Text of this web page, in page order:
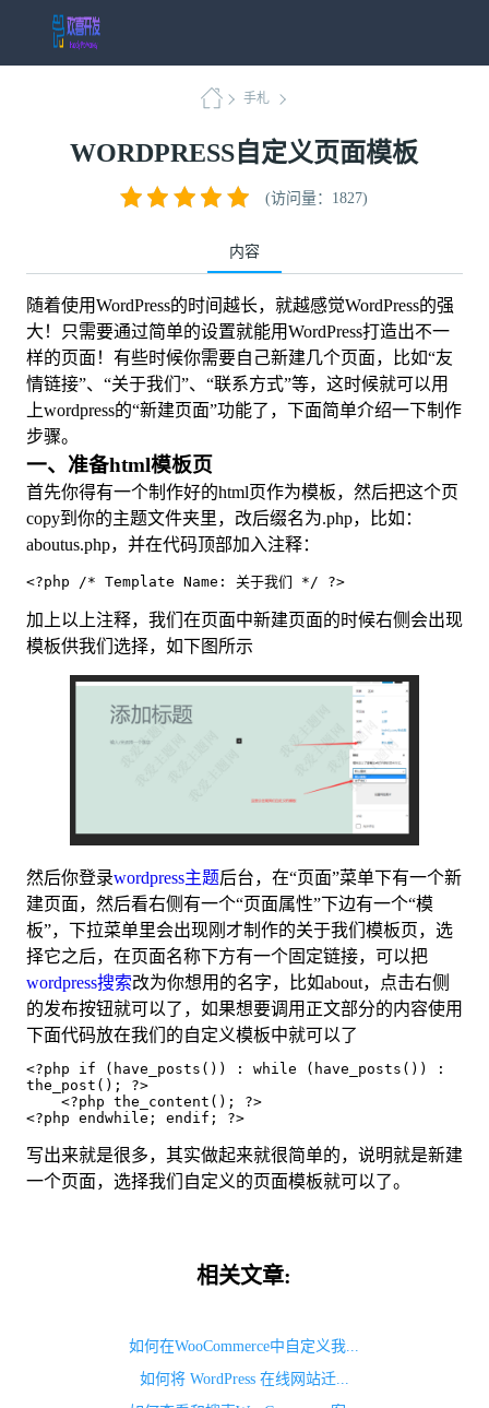
手札
WORDPRESS自定义页面模板
内容
(访问量：1827)
随着使用WordPress的时间越长，就越感觉WordPress的强
大！只需要通过简单的设置就能用WordPress打造出不一
样的页面！有些时候你需要自己新建几个页面，比如“友
情链接”、“关于我们”、“联系方式”等，这时候就可以用
上wordpress的“新建页面”功能了，下面简单介绍一下制作
步骤。
一、准备html模板页
首先你得有一个制作好的html页作为模板，然后把这个页
copy到你的主题文件夹里，改后缀名为.php，比如：
aboutus.php，并在代码顶部加入注释：
<?php /* Template Name: 关于我们 */ ?>
加上以上注释，我们在页面中新建页面的时候右侧会出现
模板供我们选择，如下图所示
然后你登录wordpress主题后台，在“页面”菜单下有一个新
建页面，然后看右侧有一个“页面属性”下边有一个“模
板”，下拉菜单里会出现刚才制作的关于我们模板页，选
择它之后，在页面名称下方有一个固定链接，可以把
wordpress搜索改为你想用的名字，比如about，点击右侧
的发布按钮就可以了，如果想要调用正文部分的内容使用
下面代码放在我们的自定义模板中就可以了
<?php if (have_posts()) : while (have_posts()) :
the_post(); ?>
<?php endwhile; endif; ?>
写出来就是很多，其实做起来就很简单的，说明就是新建
一个页面，选择我们自定义的页面模板就可以了。
相关文章:
如何在WooCommerce中自定义我...
如何将 WordPress 在线网站迁...